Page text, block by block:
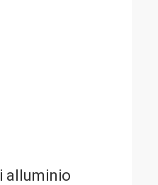
alluminio